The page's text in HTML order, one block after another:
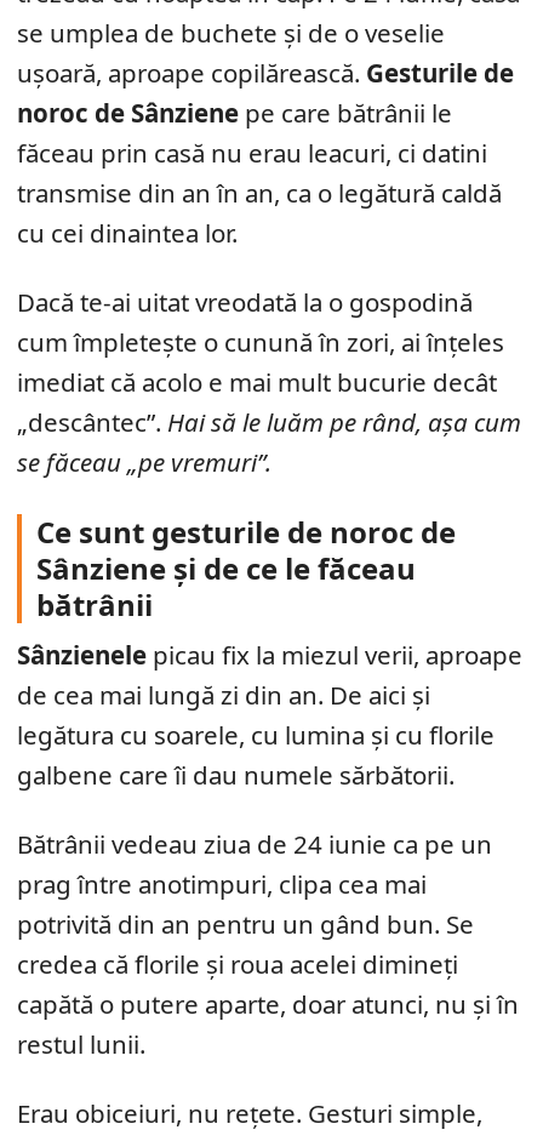
se umplea de buchete și de o veselie
ușoară, aproape copilărească. Gesturile de
noroc de Sânziene pe care bătrânii le
făceau prin casă nu erau leacuri, ci datini
transmise din an în an, ca o legătură caldă
cu cei dinaintea lor.
Dacă te-ai uitat vreodată la o gospodină
cum împletește o cunună în zori, ai înțeles
imediat că acolo e mai mult bucurie decât
„descântec”. Hai să le luăm pe rând, așa cum
se făceau „pe vremuri”.
Ce sunt gesturile de noroc de
Sânziene și de ce le făceau
bătrânii
Sânzienele picau fix la miezul verii, aproape
de cea mai lungă zi din an. De aici și
legătura cu soarele, cu lumina și cu florile
galbene care îi dau numele sărbătorii.
Bătrânii vedeau ziua de 24 iunie ca pe un
prag între anotimpuri, clipa cea mai
potrivită din an pentru un gând bun. Se
credea că florile și roua acelei dimineți
capătă o putere aparte, doar atunci, nu și în
restul lunii.
Erau obiceiuri, nu rețete. Gesturi simple,